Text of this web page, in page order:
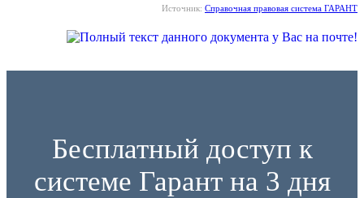
Источник: Справочная правовая система ГАРАНТ
Бесплатный доступ к
системе Гарант на 3 дня